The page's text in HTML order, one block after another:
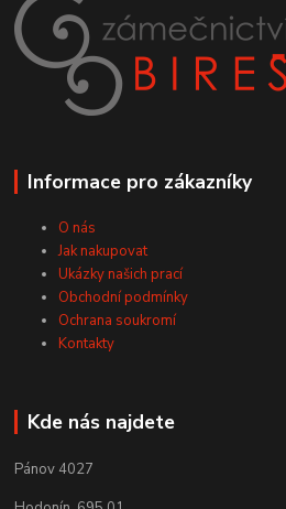
Informace pro zákazníky
O nás
Jak nakupovat
Ukázky našich prací
Obchodní podmínky
Ochrana soukromí
Kontakty
Kde nás najdete
Pánov 4027